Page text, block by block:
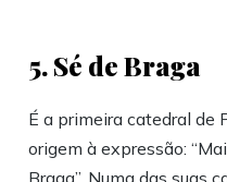
5. Sé de Braga
É a primeira catedral de
origem à expressão:
Braga”. Numa das suas